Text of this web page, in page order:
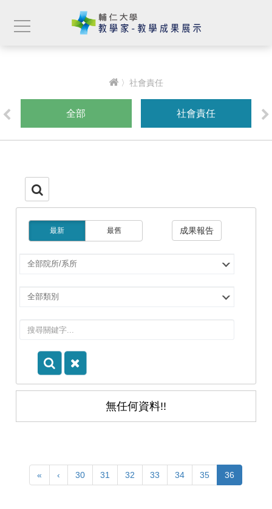
〉社會責任
全部 社會責任
最新 最舊 成果報告
選
所/
所
選
別
無任何資料!!
« ‹ 30 31 32 33 34 35 36